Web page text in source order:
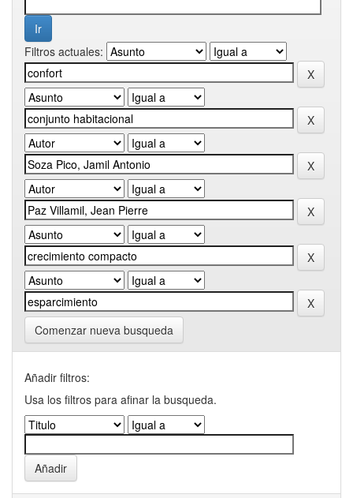
Filtros actuales:
Comenzar nueva busqueda
Añadir filtros:
Usa los filtros para afinar la busqueda.